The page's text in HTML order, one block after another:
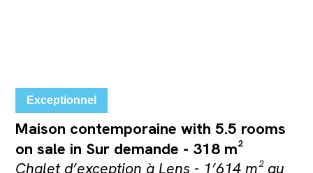
Exceptionnel
Maison contemporaine with 5.5 rooms
on sale in Sur demande - 318 m²
Chalet d’exception à Lens - 1’614 m² au